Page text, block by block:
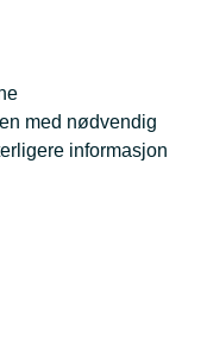
med nødvendig
informasjon